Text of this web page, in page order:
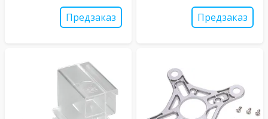
Предзаказ Предзаказ